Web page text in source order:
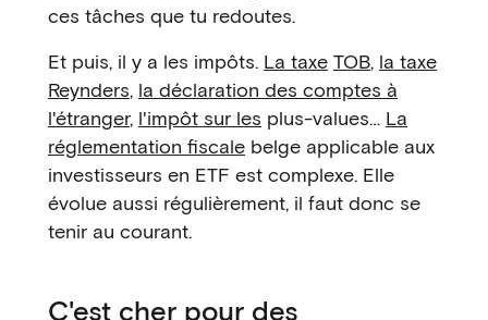
ces tâches que tu redoutes.
Et puis, il y a les impôts. La taxe TOB, la taxe
Reynders, la déclaration des comptes à
l'étranger, l'impôt sur les plus-values… La
réglementation fiscale belge applicable aux
investisseurs en ETF est complexe. Elle
évolue aussi régulièrement, il faut donc se
tenir au courant.
C'est cher pour des